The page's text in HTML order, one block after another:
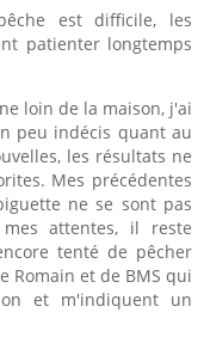
est difficile, les
patienter longtemps
loin de la maison, j'ai
peu indécis quant au
les résultats ne
Mes précédentes
ne se sont pas
attentes, il reste
tenté de pêcher
Romain et de BMS qui
et m'indiquent un